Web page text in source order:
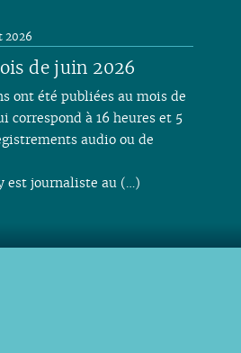
de juin 2026
2026
ont été publiées au mois de
correspond à 16 heures et 5
audio ou de
est journaliste au (…)